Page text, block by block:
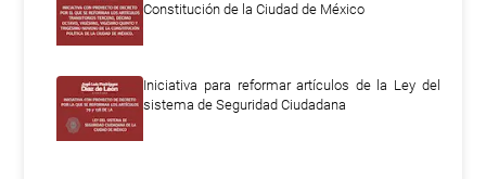
Constitución de la Ciudad de México
Iniciativa para reformar artículos de la Ley del
sistema de Seguridad Ciudadana